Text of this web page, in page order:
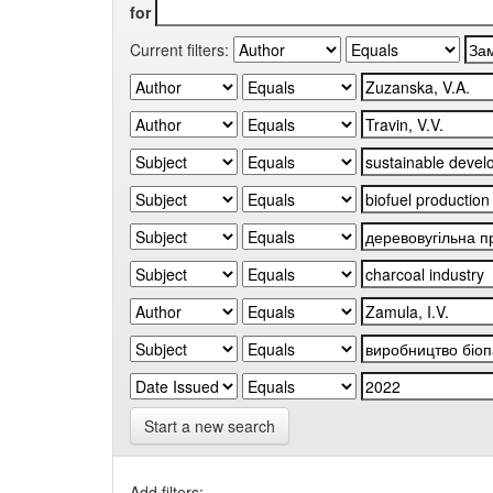
for
Current filters:
Start a new search